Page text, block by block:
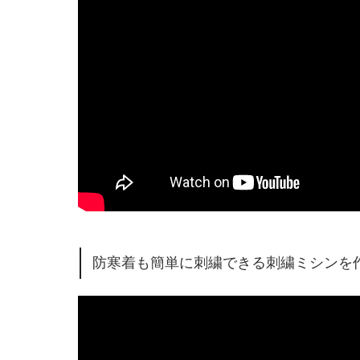
防寒着も簡単に刺繍できる刺繍ミシンを